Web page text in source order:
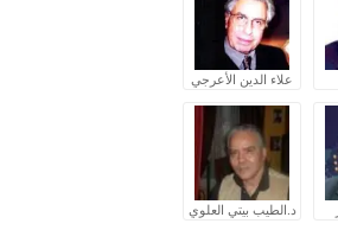
علاء الدين الأعرجي
د.الطيب بيتي العلوي